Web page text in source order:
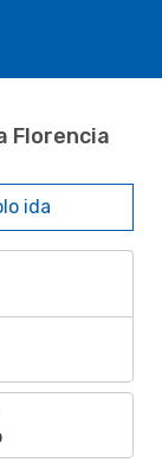
Florencia
ida